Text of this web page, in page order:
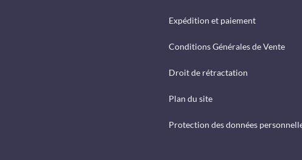
Expédition et paiement
Conditions Générales de Vente
Droit de rétractation
Plan du site
Protection des données